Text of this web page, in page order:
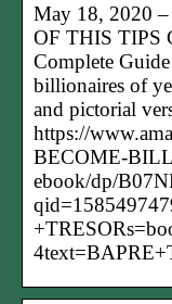
May 18, 2020
OF THIS TIPS
Complete
billionaires of
and pictorial
https://
BECOME-
ebook/dp/